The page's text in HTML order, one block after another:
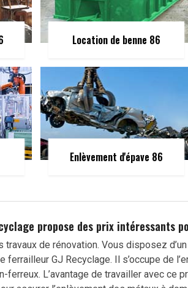
Location de benne 86
Enlèvement d'épave 86
propose des prix intéressants
de rénovation. Vous disposez
ferrailleur GJ Recyclage. Il s’occupe de
ferreux. L’avantage de travailler avec ce